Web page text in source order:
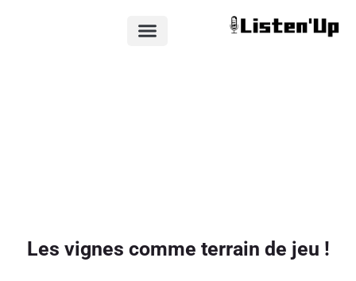
Les vignes comme terrain de jeu !